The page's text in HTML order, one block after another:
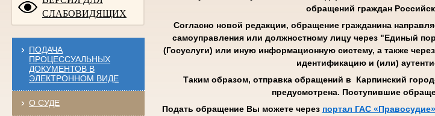
СЛАБОВИДЯЩИХ
ПОДАЧА
ПРОЦЕССУАЛЬНЫХ
ДОКУМЕНТОВ В
ЭЛЕКТРОННОМ ВИДЕ
О СУДЕ
обращений граждан
Согласно новой редакции, обращение гражданина
самоуправления или должностному лицу через "Единый
(Госуслуги) или иную информационную систему, а также
идентификацию и (или)
Таким образом, отправка обращений в Карпинский
предусмотрена. Поступившие
Подать обращение Вы можете через портал ГАС «Правосудие»